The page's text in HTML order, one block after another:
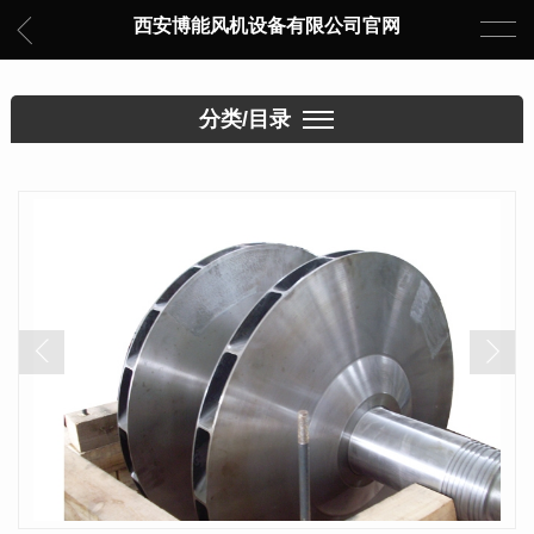
西安博能风机设备有限公司官网
分类/目录